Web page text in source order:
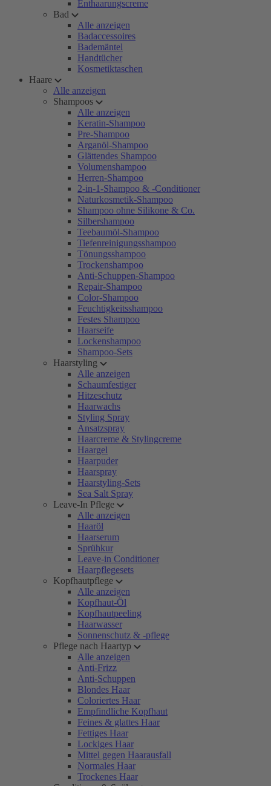
Enthaarungscreme
Bad
Alle anzeigen
Badaccessoires
Bademäntel
Handtücher
Kosmetiktaschen
Haare
Alle anzeigen
Shampoos
Alle anzeigen
Keratin-Shampoo
Pre-Shampoo
Arganöl-Shampoo
Glättendes Shampoo
Volumenshampoo
Herren-Shampoo
2-in-1-Shampoo & -Conditioner
Naturkosmetik-Shampoo
Shampoo ohne Silikone & Co.
Silbershampoo
Teebaumöl-Shampoo
Tiefenreinigungsshampoo
Tönungsshampoo
Trockenshampoo
Anti-Schuppen-Shampoo
Repair-Shampoo
Color-Shampoo
Feuchtigkeitsshampoo
Festes Shampoo
Haarseife
Lockenshampoo
Shampoo-Sets
Haarstyling
Alle anzeigen
Schaumfestiger
Hitzeschutz
Haarwachs
Styling Spray
Ansatzspray
Haarcreme & Stylingcreme
Haargel
Haarpuder
Haarspray
Haarstyling-Sets
Sea Salt Spray
Leave-In Pflege
Alle anzeigen
Haaröl
Haarserum
Sprühkur
Leave-in Conditioner
Haarpflegesets
Kopfhautpflege
Alle anzeigen
Kopfhaut-Öl
Kopfhautpeeling
Haarwasser
Sonnenschutz & -pflege
Pflege nach Haartyp
Alle anzeigen
Anti-Frizz
Anti-Schuppen
Blondes Haar
Coloriertes Haar
Empfindliche Kopfhaut
Feines & glattes Haar
Fettiges Haar
Lockiges Haar
Mittel gegen Haarausfall
Normales Haar
Trockenes Haar